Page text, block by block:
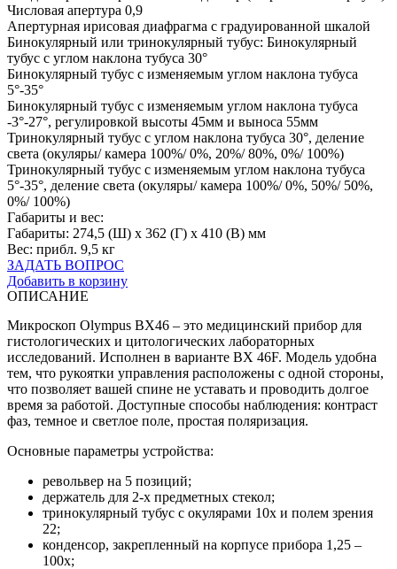
Числовая апертура 0,9
Апертурная ирисовая диафрагма с градуированной шкалой
Бинокулярный или тринокулярный тубус: Бинокулярный
тубус с углом наклона тубуса 30°
Бинокулярный тубус с изменяемым углом наклона тубуса
5°-35°
Бинокулярный тубус с изменяемым углом наклона тубуса
-3°-27°, регулировкой высоты 45мм и выноса 55мм
Тринокулярный тубус с углом наклона тубуса 30°, деление
света (окуляры/ камера 100%/ 0%, 20%/ 80%, 0%/ 100%)
Тринокулярный тубус с изменяемым углом наклона тубуса
5°-35°, деление света (окуляры/ камера 100%/ 0%, 50%/ 50%,
0%/ 100%)
Габариты и вес:
Габариты: 274,5 (Ш) x 362 (Г) x 410 (В) мм
Вес: прибл. 9,5 кг
ЗАДАТЬ ВОПРОС
Добавить в корзину
ОПИСАНИЕ
Микроскоп Olympus BX46 – это медицинский прибор для
гистологических и цитологических лабораторных
исследований. Исполнен в варианте BX 46F. Модель удобна
тем, что рукоятки управления расположены с одной стороны,
что позволяет вашей спине не уставать и проводить долгое
время за работой. Доступные способы наблюдения: контраст
фаз, темное и светлое поле, простая поляризация.
Основные параметры устройства:
револьвер на 5 позиций;
держатель для 2-х предметных стекол;
тринокулярный тубус с окулярами 10х и полем зрения
22;
конденсор, закрепленный на корпусе прибора 1,25 –
100х;